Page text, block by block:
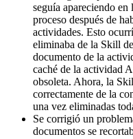
seguía apareciendo
proceso después de
actividades. Esto
eliminaba de la Skill
documento de la
caché de la actividad
obsoleta. Ahora, la
correctamente de la
una vez eliminadas
Se corrigió un
documentos se